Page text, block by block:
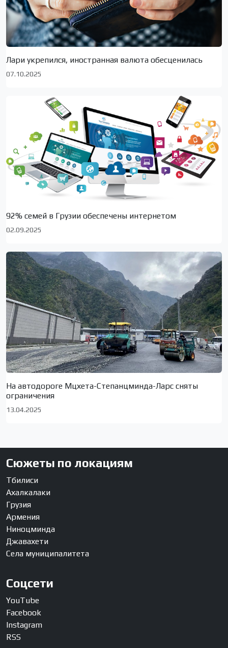
Лари укрепился, иностранная валюта обесценилась
07.10.2025
92% семей в Грузии обеспечены интернетом
02.09.2025
На автодороге Мцхета-Степанцминда-Ларс сняты
ограничения
13.04.2025
Сюжеты по локациям
Тбилиси
Ахалкалаки
Грузия
Армения
Ниноцминда
Джавахети
Села муниципалитета
Соцсети
YouTube
Facebook
Instagram
RSS